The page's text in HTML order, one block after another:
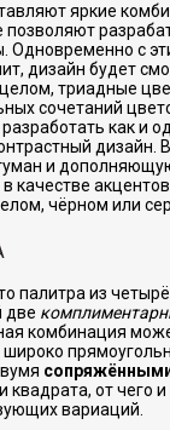
яркие
позволяют
Одновременно с
дизайн будет
триадные
сочетаний
как и
дизайн.
и
качестве
чёрном или
палитра из
две
комбинация
квадрата, от чего
вариаций.